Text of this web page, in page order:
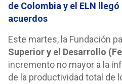
de Colombia y el ELN
acuerdos
Este martes, la Fundación
Superior y el Desarrollo
incremento no mayor a la
de la productividad total de